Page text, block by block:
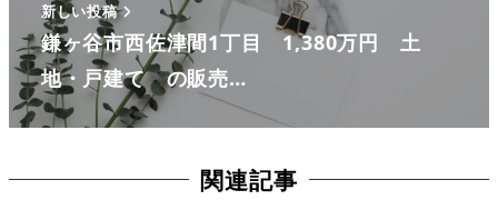
新しい投稿
鎌ヶ谷市西佐津間1丁目 1,380万円 土
地・戸建て の販売…
関連記事